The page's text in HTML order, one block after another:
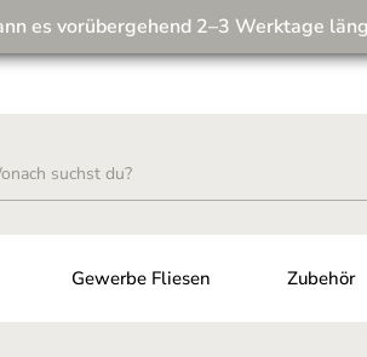
Wir machen unseren Musterversand
es vorübergehend 2–3 Werktage
Gewerbe Fliesen Zubehör